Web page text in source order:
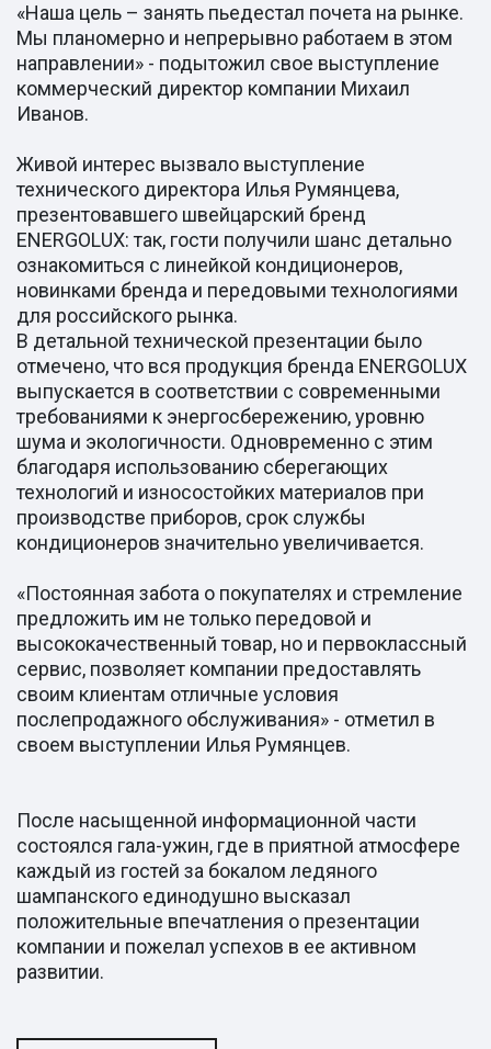
«Наша цель – занять пьедестал почета на рынке.
Мы планомерно и непрерывно работаем в этом
направлении» - подытожил свое выступление
коммерческий директор компании Михаил
Иванов.
Живой интерес вызвало выступление
технического директора Илья Румянцева,
презентовавшего швейцарский бренд
ENERGOLUX: так, гости получили шанс детально
ознакомиться с линейкой кондиционеров,
новинками бренда и передовыми технологиями
для российского рынка.
В детальной технической презентации было
отмечено, что вся продукция бренда ENERGOLUX
выпускается в соответствии с современными
требованиями к энергосбережению, уровню
шума и экологичности. Одновременно с этим
благодаря использованию сберегающих
технологий и износостойких материалов при
производстве приборов, срок службы
кондиционеров значительно увеличивается.
«Постоянная забота о покупателях и стремление
предложить им не только передовой и
высококачественный товар, но и первоклассный
сервис, позволяет компании предоставлять
своим клиентам отличные условия
послепродажного обслуживания» - отметил в
своем выступлении Илья Румянцев.
После насыщенной информационной части
состоялся гала-ужин, где в приятной атмосфере
каждый из гостей за бокалом ледяного
шампанского единодушно высказал
положительные впечатления о презентации
компании и пожелал успехов в ее активном
развитии.